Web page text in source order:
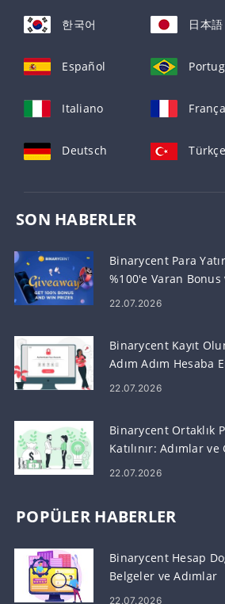
한국어 日本語
Español
Italiano
Deutsch Türkçe
SON HABERLER
Binarycent Para
%100'e Varan
22.07.2026
Binarycent Kayıt
Adım Adım Hesaba
22.07.2026
Binarycent Ortaklık
Katılınır: Adımlar
22.07.2026
POPÜLER HABERLER
Binarycent Hesap
Belgeler ve Adımlar
22.07.2026